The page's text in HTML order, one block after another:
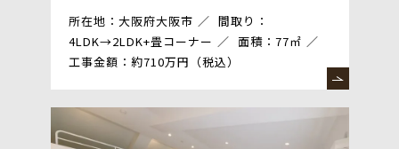
所在地：大阪府大阪市
間取り：
4LDK→2LDK+畳コーナー
面積：77㎡
工事金額：約710万円（税込）